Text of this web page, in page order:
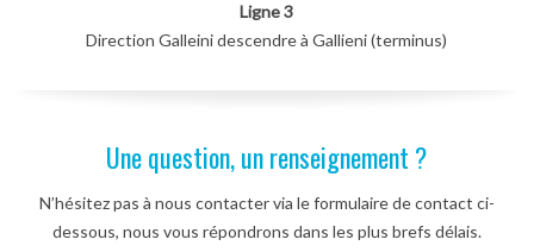
Ligne 3
Direction Galleini descendre à Gallieni (terminus)
Une question, un renseignement ?
N’hésitez pas à nous contacter via le formulaire de contact ci-
dessous, nous vous répondrons dans les plus brefs délais.